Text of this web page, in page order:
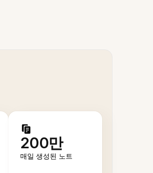
200만
매일 생성된 노트